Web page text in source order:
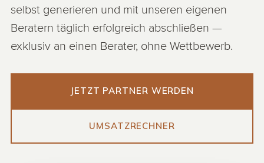
Über
Angebot
selbst generieren und mit unseren eigenen
Beratern täglich erfolgreich abschließen —
exklusiv an einen Berater, ohne Wettbewerb.
JETZT PARTNER WERDEN
UMSATZRECHNER